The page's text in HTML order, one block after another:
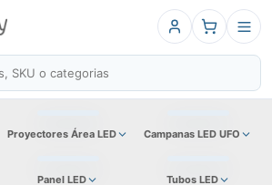
Proyectores Área LED Campanas LED UFO
Panel LED Tubos LED